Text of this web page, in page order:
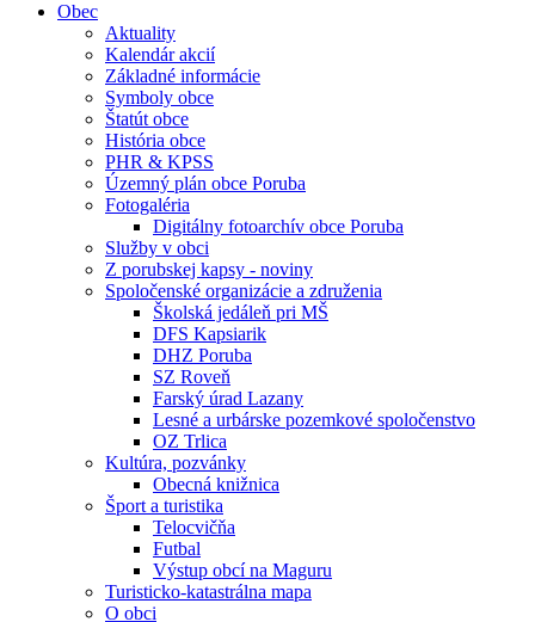
Obec
Aktuality
Kalendár akcií
Základné informácie
Symboly obce
Štatút obce
História obce
PHR & KPSS
Územný plán obce Poruba
Fotogaléria
Digitálny fotoarchív obce Poruba
Služby v obci
Z porubskej kapsy - noviny
Spoločenské organizácie a združenia
Školská jedáleň pri MŠ
DFS Kapsiarik
DHZ Poruba
SZ Roveň
Farský úrad Lazany
Lesné a urbárske pozemkové spoločenstvo
OZ Trlica
Kultúra, pozvánky
Obecná knižnica
Šport a turistika
Telocvičňa
Futbal
Výstup obcí na Maguru
Turisticko-katastrálna mapa
O obci